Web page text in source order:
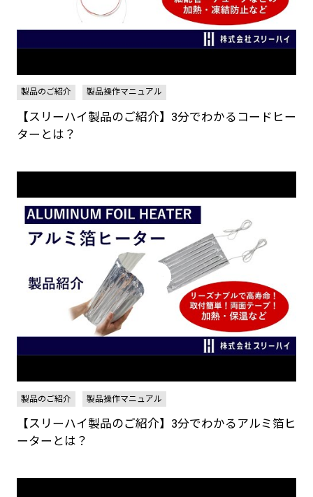
製品のご紹介 製品操作マニュアル
【スリーハイ製品のご紹介】3分でわかるコードヒー
ターとは？
製品のご紹介 製品操作マニュアル
【スリーハイ製品のご紹介】3分でわかるアルミ箔ヒ
ーターとは？